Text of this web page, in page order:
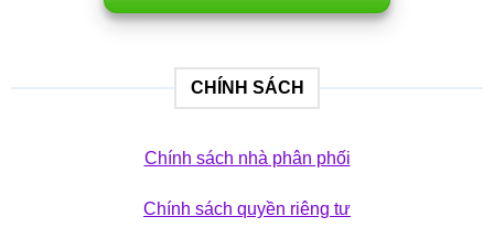
CHÍNH SÁCH
Chính sách nhà phân phối
Chính sách quyền riêng tư